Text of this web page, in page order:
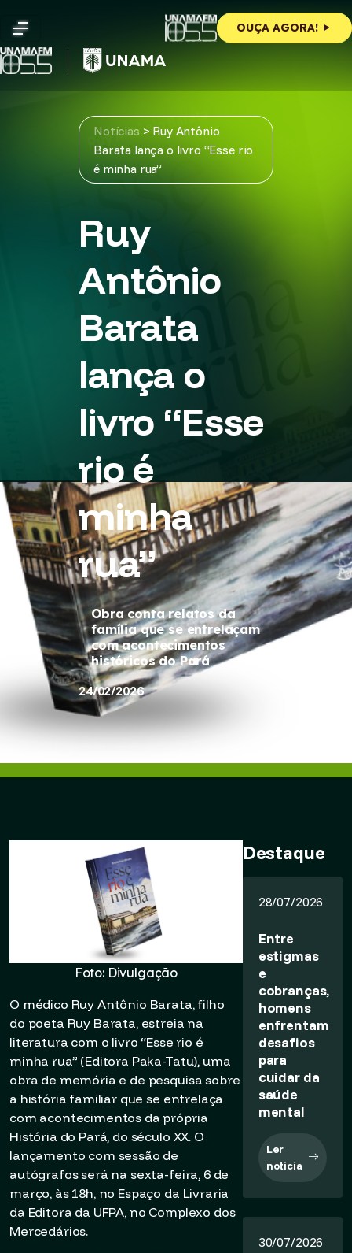
content
OUÇA AGORA!
Notícias > Ruy Antônio
Barata lança o livro “Esse rio
é minha rua”
Ruy
Antônio
Barata
lança o
livro “Esse
rio é
minha
rua”
Obra conta relatos da
família que se entrelaçam
com acontecimentos
históricos do Pará
24/02/2026
Foto: Divulgação
O médico Ruy Antônio Barata, filho
do poeta Ruy Barata, estreia na
literatura com o livro “Esse rio é
minha rua” (Editora Paka-Tatu), uma
obra de memória e de pesquisa sobre
a história familiar que se entrelaça
com acontecimentos da própria
História do Pará, do século XX. O
lançamento com sessão de
autógrafos será na sexta-feira, 6 de
março, às 18h, no Espaço da Livraria
da Editora da UFPA, no Complexo dos
Mercedários.
Destaque
28/07/2026
Entre
estigmas
e
cobranças,
homens
enfrentam
desafios
para
cuidar da
saúde
mental
Ler
notícia
30/07/2026